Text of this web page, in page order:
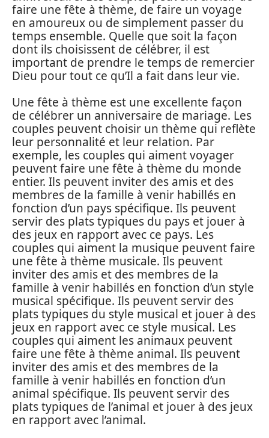
faire une fête à thème, de faire un voyage
en amoureux ou de simplement passer du
temps ensemble. Quelle que soit la façon
dont ils choisissent de célébrer, il est
important de prendre le temps de remercier
Dieu pour tout ce qu’Il a fait dans leur vie.
Une fête à thème est une excellente façon
de célébrer un anniversaire de mariage. Les
couples peuvent choisir un thème qui reflète
leur personnalité et leur relation. Par
exemple, les couples qui aiment voyager
peuvent faire une fête à thème du monde
entier. Ils peuvent inviter des amis et des
membres de la famille à venir habillés en
fonction d’un pays spécifique. Ils peuvent
servir des plats typiques du pays et jouer à
des jeux en rapport avec ce pays. Les
couples qui aiment la musique peuvent faire
une fête à thème musicale. Ils peuvent
inviter des amis et des membres de la
famille à venir habillés en fonction d’un style
musical spécifique. Ils peuvent servir des
plats typiques du style musical et jouer à des
jeux en rapport avec ce style musical. Les
couples qui aiment les animaux peuvent
faire une fête à thème animal. Ils peuvent
inviter des amis et des membres de la
famille à venir habillés en fonction d’un
animal spécifique. Ils peuvent servir des
plats typiques de l’animal et jouer à des jeux
en rapport avec l’animal.